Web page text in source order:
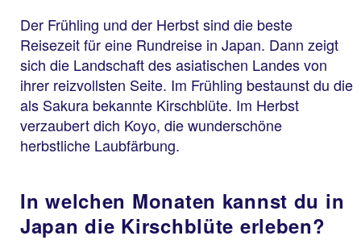
Der Frühling und der Herbst sind die beste
Reisezeit für eine Rundreise in Japan. Dann zeigt
sich die Landschaft des asiatischen Landes von
ihrer reizvollsten Seite. Im Frühling bestaunst du die
als Sakura bekannte Kirschblüte. Im Herbst
verzaubert dich Koyo, die wunderschöne
herbstliche Laubfärbung.
In welchen Monaten kannst du in
Japan die Kirschblüte erleben?